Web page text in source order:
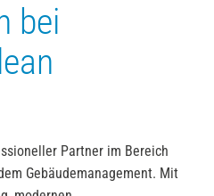
bei
Partner im Bereich
Gebäudemanagement. Mit